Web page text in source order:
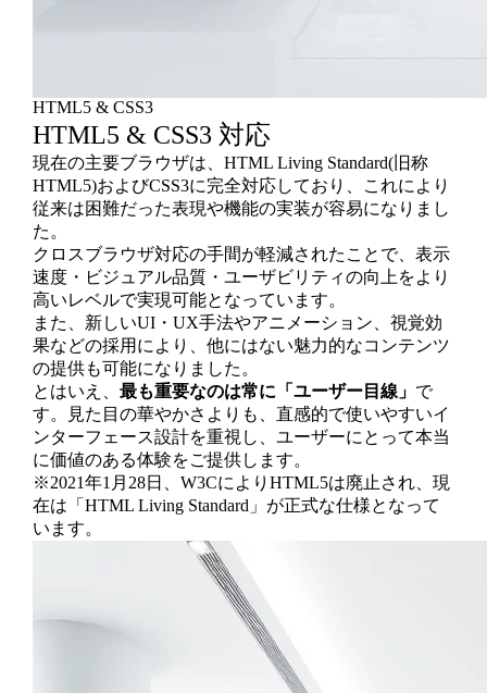
HTML5 & CSS3
HTML5 & CSS3 対応
現在の主要ブラウザは、HTML Living Standard(旧称
HTML5)およびCSS3に完全対応しており、これにより
従来は困難だった表現や機能の実装が容易になりまし
た。
クロスブラウザ対応の手間が軽減されたことで、表示
速度・ビジュアル品質・ユーザビリティの向上をより
高いレベルで実現可能となっています。
また、新しいUI・UX手法やアニメーション、視覚効
果などの採用により、他にはない魅力的なコンテンツ
の提供も可能になりました。
とはいえ、 最も重要なのは常に「ユーザー目線」 で
す。見た目の華やかさよりも、直感的で使いやすいイ
ンターフェース設計を重視し、ユーザーにとって本当
に価値のある体験をご提供します。
※2021年1月28日、W3CによりHTML5は廃止され、現
在は「HTML Living Standard」が正式な仕様となって
います。